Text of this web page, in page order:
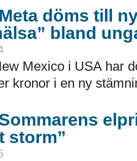
döms till
bland
Mexico i USA har
kronor i en ny
storm”